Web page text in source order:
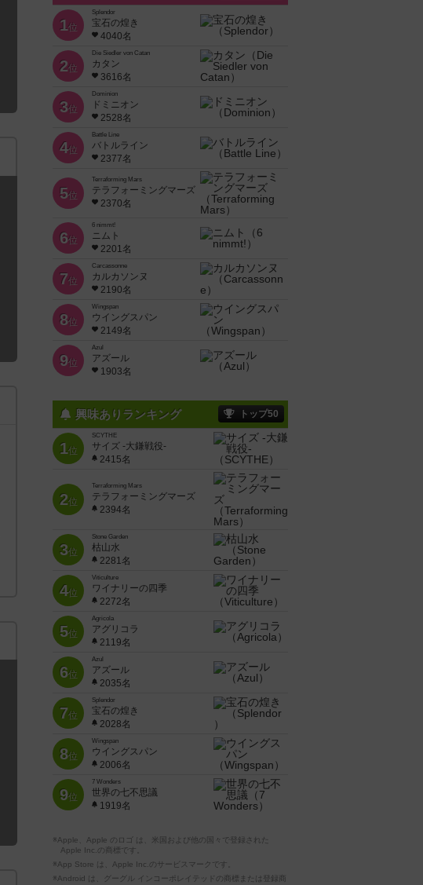
1位
Splendor
宝石の煌き
4040名
2位
Die Siedler von Catan
カタン
3616名
3位
Dominion
ドミニオン
2528名
4位
Battle Line
バトルライン
2377名
5位
Terraforming Mars
テラフォーミングマーズ
2370名
6位
6 nimmt!
ニムト
2201名
7位
Carcassonne
カルカソンヌ
2190名
8位
Wingspan
ウイングスパン
2149名
9位
Azul
アズール
1903名
興味ありランキング トップ50
1位
SCYTHE
サイズ -大鎌戦役-
2415名
2位
Terraforming Mars
テラフォーミングマーズ
2394名
3位
Stone Garden
枯山水
2281名
4位
Viticulture
ワイナリーの四季
2272名
5位
Agricola
アグリコラ
2119名
6位
Azul
アズール
2035名
7位
Splendor
宝石の煌き
2028名
8位
Wingspan
ウイングスパン
2006名
9位
7 Wonders
世界の七不思議
1919名
※Apple、Apple のロゴ は、米国および他の国々で登録された
Apple Inc.の商標です。
※App Store は、Apple Inc.のサービスマークです。
※Android は、グーグル インコーポレイテッドの商標または登録商